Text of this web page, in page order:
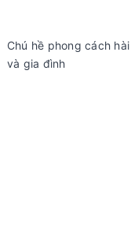
Chú hề phong cách
và gia đình